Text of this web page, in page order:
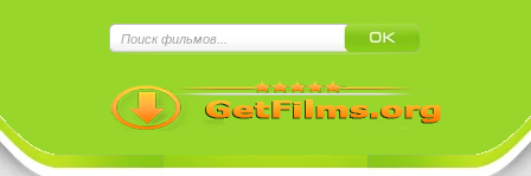
Нажмите на
!!!Если Вы с телефона сперва нажмите на